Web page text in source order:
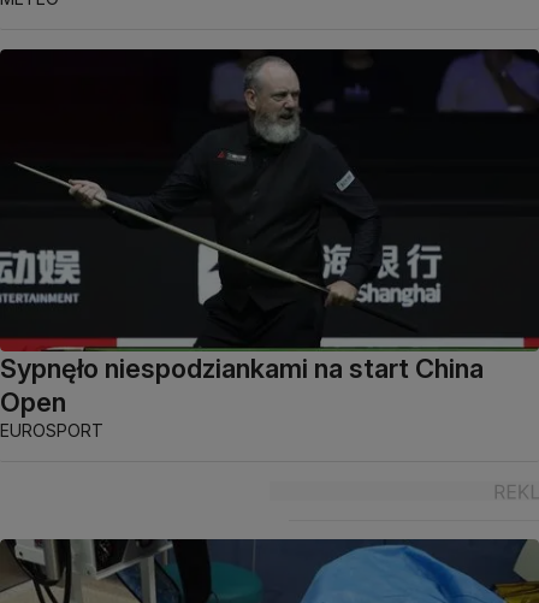
Sypnęło niespodziankami na start China
Open
EUROSPORT